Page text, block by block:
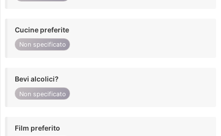
Cucine preferite
Non specificato
Bevi alcolici?
Non specificato
Film preferito